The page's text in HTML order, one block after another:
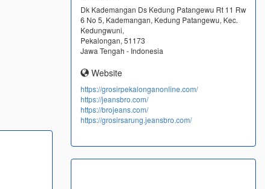
Dk Kademangan Ds Kedung Patangewu Rt 11 Rw
6 No 5, Kademangan, Kedung Patangewu, Kec.
Kedungwuni,
Pekalongan, 51173
Jawa Tengah - Indonesia
Website
https://grosirpekalonganonline.com/
https://jeansbro.com/
https://brojeans.com/
https://grosirsarung.jeansbro.com/